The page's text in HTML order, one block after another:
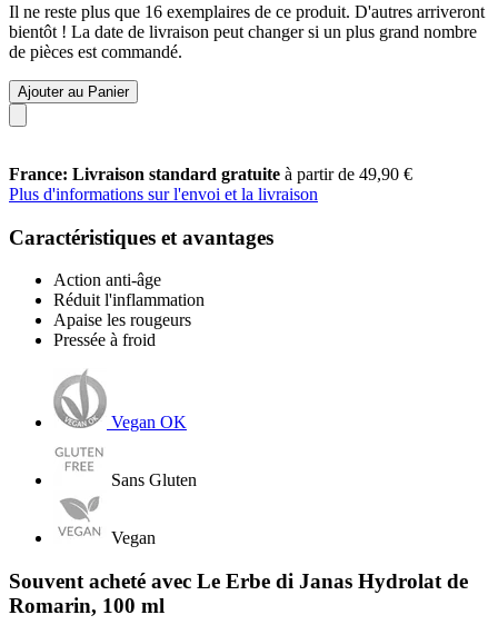
Il ne reste plus que 16 exemplaires de ce produit. D'autres arriveront
bientôt ! La date de livraison peut changer si un plus grand nombre
de pièces est commandé.
Ajouter au Panier
France: Livraison standard gratuite à partir de 49,90 €
Plus d'informations sur l'envoi et la livraison
Caractéristiques et avantages
Action anti-âge
Réduit l'inflammation
Apaise les rougeurs
Pressée à froid
Vegan OK
Sans Gluten
Vegan
Souvent acheté avec Le Erbe di Janas Hydrolat de
Romarin, 100 ml